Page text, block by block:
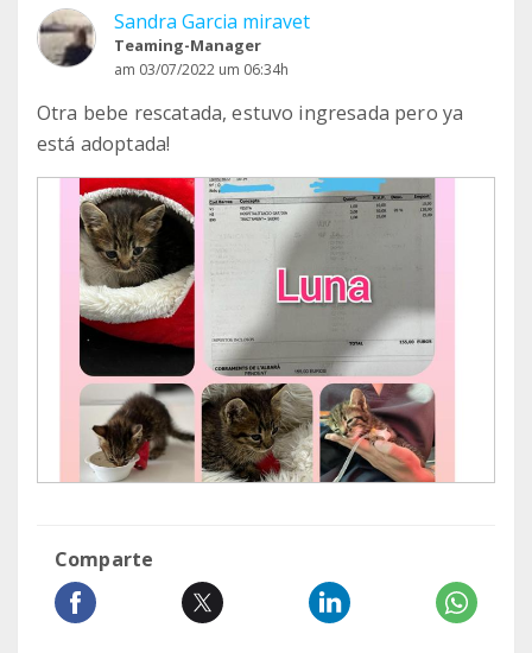
Sandra Garcia miravet
Teaming-Manager
am 03/07/2022 um 06:34h
Otra bebe rescatada, estuvo ingresada pero ya
está adoptada!
Comparte